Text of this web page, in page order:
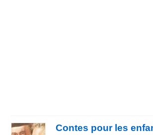
Contes pour les